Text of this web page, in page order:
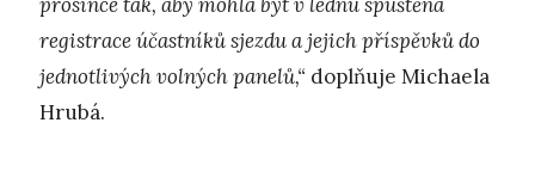
registrace účastníků sjezdu a jejich příspěvků do
jednotlivých volných panelů,“ doplňuje Michaela
Hrubá.